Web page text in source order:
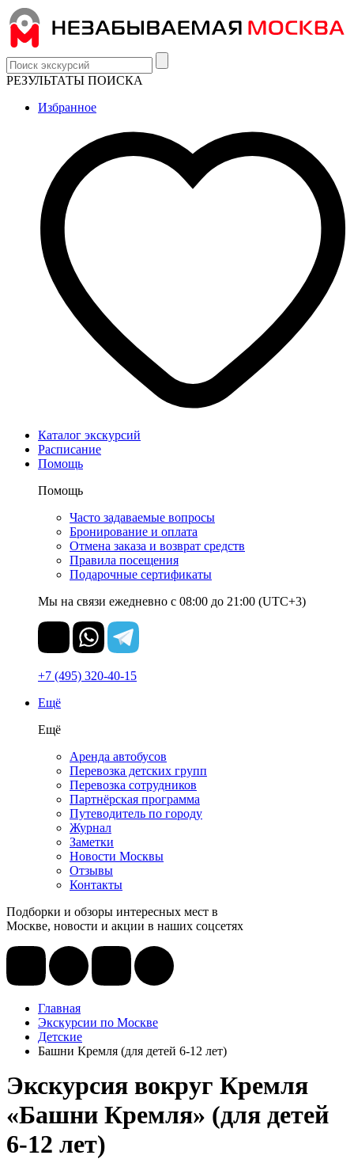
РЕЗУЛЬТАТЫ ПОИСКА
Избранное
Каталог экскурсий
Расписание
Помощь
Помощь
Часто задаваемые вопросы
Бронирование и оплата
Отмена заказа и возврат средств
Правила посещения
Подарочные сертификаты
Мы на связи ежедневно с 08:00 до 21:00 (UTC+3)
+7 (495) 320-40-15
Ещё
Ещё
Аренда автобусов
Перевозка детских групп
Перевозка сотрудников
Партнёрская программа
Путеводитель по городу
Журнал
Заметки
Новости Москвы
Отзывы
Контакты
Подборки и обзоры интересных мест в
Москве, новости и акции в наших соцсетях
Главная
Экскурсии по Москве
Детские
Башни Кремля (для детей 6-12 лет)
Экскурсия вокруг Кремля
«Башни Кремля» (для детей
6-12 лет)